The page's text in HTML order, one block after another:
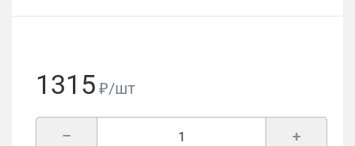
1315 ₽/шт
+
–